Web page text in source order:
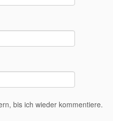
bis ich wieder kommentiere.